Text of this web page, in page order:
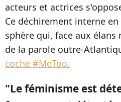
acteurs et actrices
Ce déchirement interne
sphère qui, face aux
de la parole outre-
coche #MeToo.
"Le féminisme est